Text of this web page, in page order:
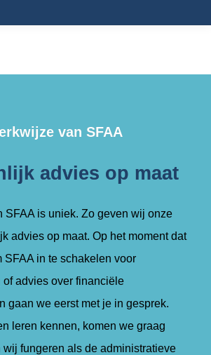
van SFAA
advies op maat
SFAA is uniek. Zo geven wij onze
advies op maat. Op het moment dat
SFAA in te schakelen voor
advies over financiële
gaan we eerst met je in gesprek.
leren kennen, komen we graag
wij fungeren als de administratieve